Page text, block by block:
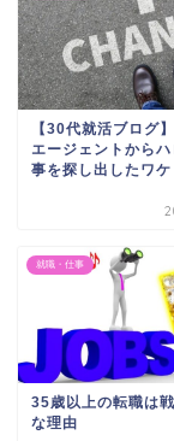
【30代就活ブログ
エージェントから
事を探し出したワケ
就職・仕事
35歳以上の転職は
な理由